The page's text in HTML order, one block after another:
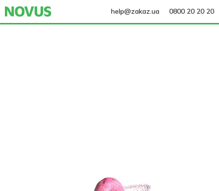
help@zakaz.ua 0800 20 20 20